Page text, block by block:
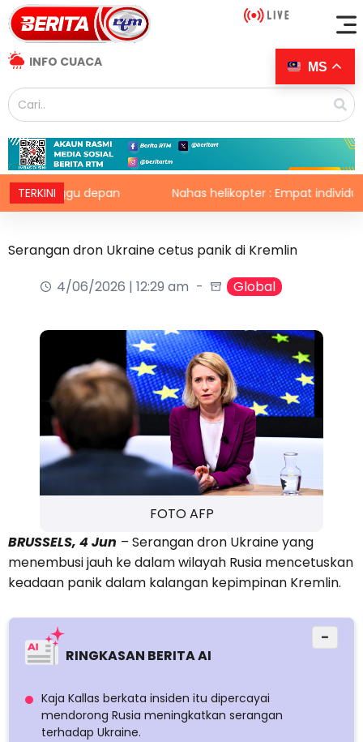
INFO CUACA
TERKINIdepan Nahas helikopter : Empat individu
Serangan dron Ukraine cetus panik di Kremlin
4/06/2026 | 12:29 am
Global
FOTO AFP
BRUSSELS, 4 Jun – Serangan dron Ukraine yang
menembusi jauh ke dalam wilayah Rusia mencetuskan
keadaan panik dalam kalangan kepimpinan Kremlin.
RINGKASAN BERITA AI
−
Kaja Kallas berkata insiden itu dipercayai
mendorong Rusia meningkatkan serangan
terhadap Ukraine.
MS